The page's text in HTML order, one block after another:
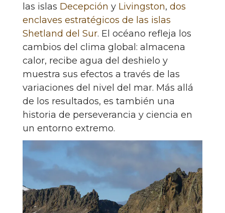
las islas Decepción y Livingston, dos
enclaves estratégicos de las islas
Shetland del Sur. El océano refleja los
cambios del clima global: almacena
calor, recibe agua del deshielo y
muestra sus efectos a través de las
variaciones del nivel del mar. Más allá
de los resultados, es también una
historia de perseverancia y ciencia en
un entorno extremo.